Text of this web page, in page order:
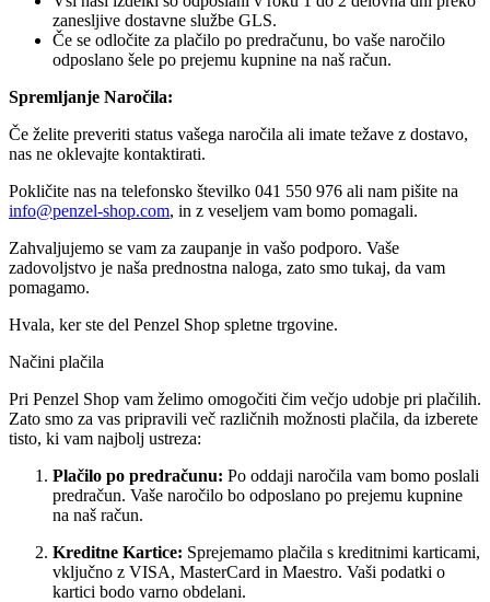
zanesljive dostavne službe GLS.
Če se odločite za plačilo po predračunu, bo vaše naročilo
odposlano šele po prejemu kupnine na naš račun.
Spremljanje Naročila:
Če želite preveriti status vašega naročila ali imate težave z dostavo,
nas ne oklevajte kontaktirati.
Pokličite nas na telefonsko številko 041 550 976 ali nam pišite na
info@penzel-shop.com, in z veseljem vam bomo pomagali.
Zahvaljujemo se vam za zaupanje in vašo podporo. Vaše
zadovoljstvo je naša prednostna naloga, zato smo tukaj, da vam
pomagamo.
Hvala, ker ste del Penzel Shop spletne trgovine.
Načini plačila
Pri Penzel Shop vam želimo omogočiti čim večjo udobje pri plačilih.
Zato smo za vas pripravili več različnih možnosti plačila, da izberete
tisto, ki vam najbolj ustreza:
Plačilo po predračunu: Po oddaji naročila vam bomo poslali
predračun. Vaše naročilo bo odposlano po prejemu kupnine
na naš račun.
Kreditne Kartice: Sprejemamo plačila s kreditnimi karticami,
vključno z VISA, MasterCard in Maestro. Vaši podatki o
kartici bodo varno obdelani.